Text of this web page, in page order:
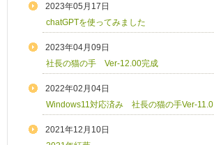
2023年05月17日
chatGPTを使ってみました
2023年04月09日
社長の猫の手 Ver-12.00完成
2022年02月04日
Windows11対応済み 社長の猫の手Ver-11.0
2021年12月10日